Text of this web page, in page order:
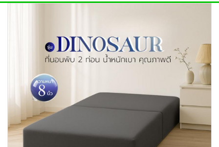
ย้อนกลับ
เครื่องดื่มและผงชงดื่ม
เครื่องปรุงรสและของแห้ง
ย้อนกลับ
ย้อนกลับ
ย้อนกลับ
ย้อนกลับ
ย้อนกลับ
ย้อนกลับ
ย้อนกลับ
มือถือ
ย้อนกลับ
ย้อนกลับ
พระเครื่อง test pop
ย้อนกลับ